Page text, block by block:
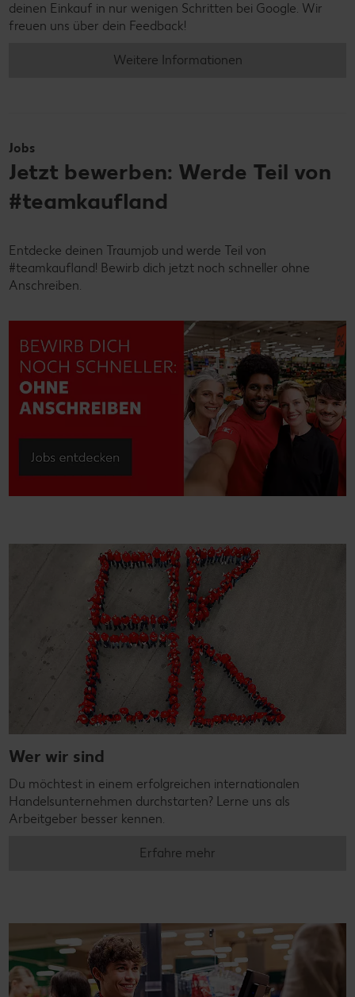
deinen Einkauf in nur wenigen Schritten bei Google. Wir
freuen uns über dein Feedback!
Weitere Informationen
Jobs
Jetzt bewerben: Werde Teil von
#teamkaufland
Entdecke deinen Traumjob und werde Teil von
#teamkaufland! Bewirb dich jetzt noch schneller ohne
Anschreiben.
Wer wir sind
Du möchtest in einem erfolgreichen internationalen
Handelsunternehmen durchstarten? Lerne uns als
Arbeitgeber besser kennen.
Erfahre mehr